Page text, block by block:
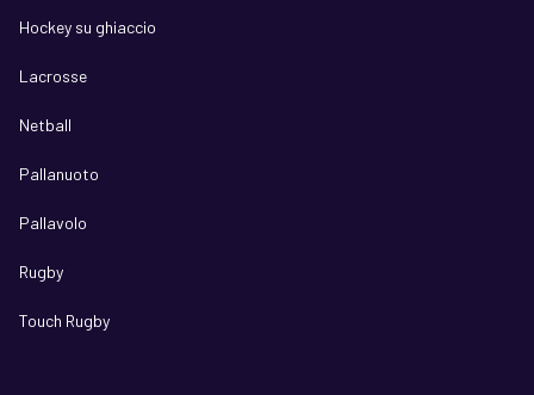
Hockey su ghiaccio
Lacrosse
Netball
Pallanuoto
Pallavolo
Rugby
Touch Rugby